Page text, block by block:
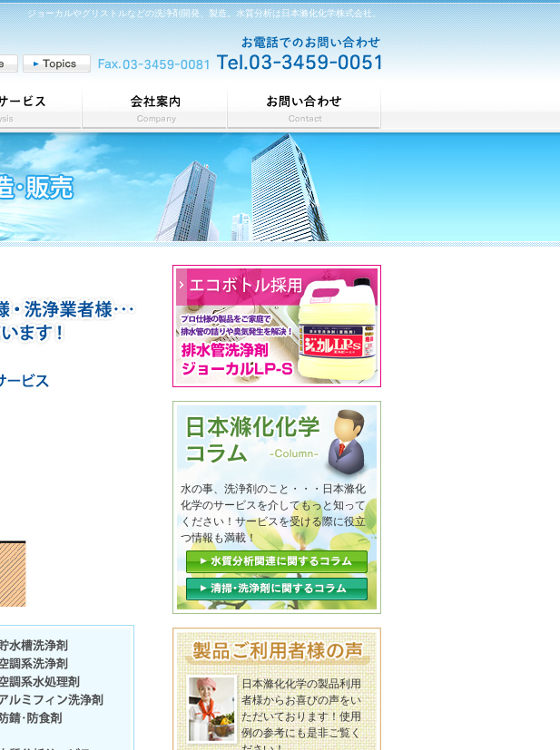
ジョーカルやグリストルなどの洗浄剤開発、製造。水質分析は日本滌化化学株式会社。
水の事、洗浄剤のこと・・・日本滌化
化学のサービスを介してもっと知って
ください！サービスを受ける際に役立
つ情報も満載！
日本滌化化学の製品利用
者様からお喜びの声をい
ただいております！使用
例の参考にも是非ご覧く